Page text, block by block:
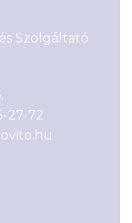
Szolgáltató
27-72